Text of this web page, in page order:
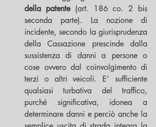
della patente (art. 186 co. 2 bis
seconda parte). La nozione di
incidente, secondo la giurisprudenza
della Cassazione prescinde dalla
sussistenza di danni a persone o
cose ovvero dal coinvolgimento di
terzi o altri veicoli. E’ sufficiente
qualsiasi turbativa del traffico,
purché significativa, idonea a
determinare danni e perciò anche la